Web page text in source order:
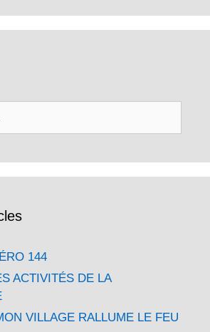
144
ACTIVITÉS DE LA
VILLAGE RALLUME LE FEU